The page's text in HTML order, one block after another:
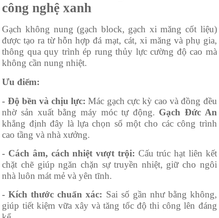
công nghệ xanh
Gạch không nung (gạch block, gạch xi măng cốt liệu)
được tạo ra từ hỗn hợp đá mạt, cát, xi măng và phụ gia,
thông qua quy trình ép rung thủy lực cường độ cao mà
không cần nung nhiệt.
Ưu điểm:
- Độ bền và chịu lực: Mác gạch cực kỳ cao và đồng đều
nhờ sản xuất bằng máy móc tự động. Gạch Đức An
khẳng định đây là lựa chọn số một cho các công trình
cao tầng và nhà xưởng.
- Cách âm, cách nhiệt vượt trội: Cấu trúc hạt liên kết
chặt chẽ giúp ngăn chặn sự truyền nhiệt, giữ cho ngôi
nhà luôn mát mẻ và yên tĩnh.
- Kích thước chuẩn xác: Sai số gần như bằng không,
giúp tiết kiệm vữa xây và tăng tốc độ thi công lên đáng